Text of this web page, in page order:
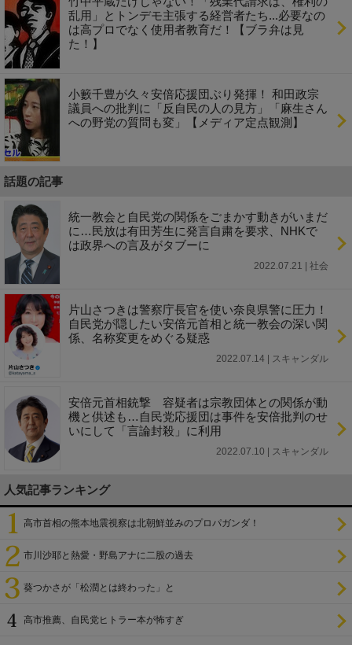
乱用」とトンデモ主張する経営者たち...必要なの
は高プロでなく使用者教育だ！【ブラ弁は見
た！】
小籔千豊が久々安倍応援団ぶり発揮！ 和田政宗
議員への批判に「反自民の人の見方」「麻生さん
への野党の質問も変」【メディア定点観測】
話題の記事
統一教会と自民党の関係をごまかす動きがいまだ
に…民放は有田芳生に発言自粛を要求、NHKで
は政界への言及がタブーに
2022.07.21 | 社会
片山さつきは警察庁長官を使い奈良県警に圧力！
自民党が隠したい安倍元首相と統一教会の深い関
係、名称変更をめぐる疑惑
2022.07.14 | スキャンダル
安倍元首相銃撃 容疑者は宗教団体との関係が動
機と供述も…自民党応援団は事件を安倍批判のせ
いにして「言論封殺」に利用
2022.07.10 | スキャンダル
人気記事ランキング
高市首相の熊本地震視察は北朝鮮並みのプロパガンダ！
市川沙耶と熱愛・野島アナに二股の過去
葵つかさが「松潤とは終わった」と
高市推薦、自民党ヒトラー本が怖すぎ